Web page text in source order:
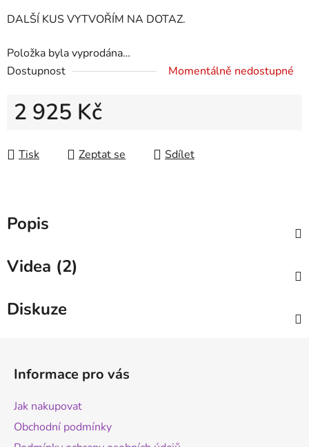
DALŠÍ KUS VYTVOŘÍM NA DOTAZ.
Položka byla vyprodána…
Dostupnost
Momentálně nedostupné
2 925 Kč
Tisk
Zeptat se Sdílet
Popis
Videa (2)
Diskuze
Informace pro vás
Jak nakupovat
Obchodní podmínky